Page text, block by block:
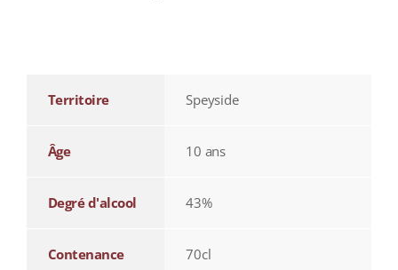
Territoire Speyside
Âge 10 ans
Degré d'alcool 43%
Contenance 70cl